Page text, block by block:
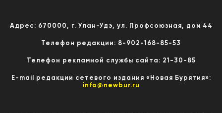
Адрес: 670000, г. Улан-Удэ, ул. Профсоюзная, дом 44
Телефон редакции: 8-902-168-85-53
Телефон рекламной службы сайта: 21-30-85
E-mail редакции сетевого издания «Новая Бурятия»:
info@newbur.ru